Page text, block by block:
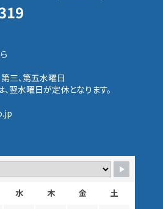
三、第五水曜日
翌水曜日が定休となります。
水 木 金 土